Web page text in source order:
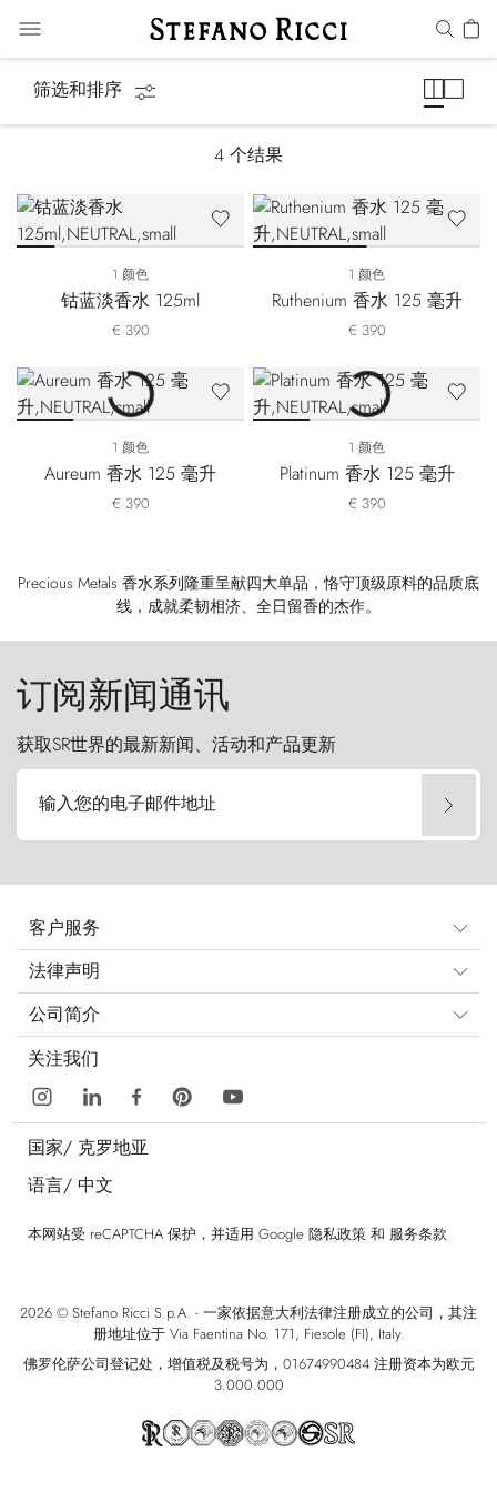
筛选和排序
4 个结果
1 颜色
钴蓝淡香水 125ml
€ 390
1 颜色
Ruthenium 香水 125 毫升
€ 390
1 颜色
Aureum 香水 125 毫升
€ 390
1 颜色
Platinum 香水 125 毫升
€ 390
Precious Metals 香水系列隆重呈献四大单品，恪守顶级原料的品质底
线，成就柔韧相济、全日留香的杰作。
订阅新闻通讯
获取SR世界的最新新闻、活动和产品更新
输入您的电子邮件地址
客户服务
法律声明
公司简介
关注我们
国家/ 克罗地亚
语言/ 中文
本网站受 reCAPTCHA 保护，并适用 Google 隐私政策 和 服务条款
2026 © Stefano Ricci S.p.A. - 一家依据意大利法律注册成立的公司，其注
册地址位于 Via Faentina No. 171, Fiesole (FI), Italy.
佛罗伦萨公司登记处，增值税及税号为，01674990484 注册资本为欧元
3.000.000